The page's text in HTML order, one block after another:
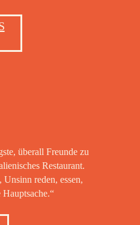
überall Freunde zu
Restaurant.
reden, essen,